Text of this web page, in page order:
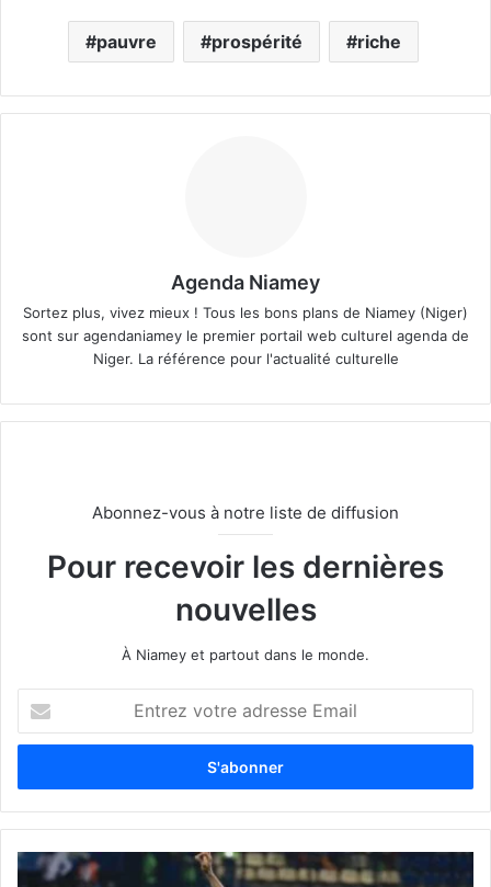
pauvre prospérité riche
Agenda Niamey
Sortez plus, vivez mieux ! Tous les bons plans de Niamey (Niger)
sont sur agendaniamey le premier portail web culturel agenda de
Niger. La référence pour l'actualité culturelle
Abonnez-vous à notre liste de diffusion
Pour recevoir les dernières
nouvelles
À Niamey et partout dans le monde.
t
e
z
o